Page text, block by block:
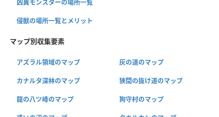
凶異モンスターの場所一覧
侵獣の場所一覧とメリット
マップ別収集要素
アズラル領域のマップ 灰の道のマップ
カナルタ深林のマップ 狭間の抜け道のマップ
龍の八ツ峰のマップ 狗守村のマップ